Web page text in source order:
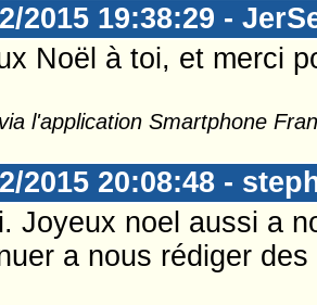
2015 19:38:29 -
Noël à toi, et merci
l'application Smartphone
2015 20:08:48 -
Joyeux noel aussi a
a nous rédiger